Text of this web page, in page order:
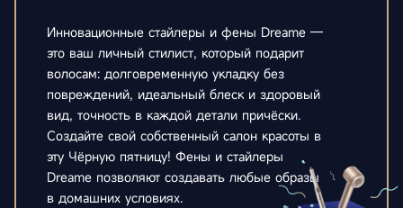
Инновационные стайлеры и фены Dreame —
это ваш личный стилист, который подарит
волосам: долговременную укладку без
повреждений, идеальный блеск и здоровый
вид, точность в каждой детали причёски.
Создайте свой собственный салон красоты в
эту Чёрную пятницу! Фены и стайлеры
Dreame позволяют создавать любые образы
в домашних условиях.